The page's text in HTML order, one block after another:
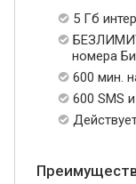
5 Гб
номера
600 мин.
600 SMS